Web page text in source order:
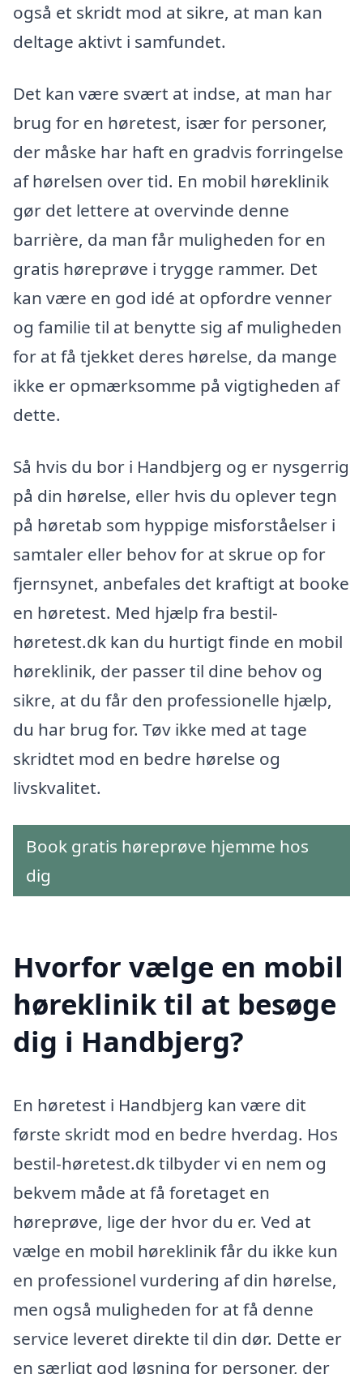
også et skridt mod at sikre, at man kan
deltage aktivt i samfundet.
Det kan være svært at indse, at man har
brug for en høretest, især for personer,
der måske har haft en gradvis forringelse
af hørelsen over tid. En mobil høreklinik
gør det lettere at overvinde denne
barrière, da man får muligheden for en
gratis høreprøve i trygge rammer. Det
kan være en god idé at opfordre venner
og familie til at benytte sig af muligheden
for at få tjekket deres hørelse, da mange
ikke er opmærksomme på vigtigheden af
dette.
Så hvis du bor i Handbjerg og er nysgerrig
på din hørelse, eller hvis du oplever tegn
på høretab som hyppige misforståelser i
samtaler eller behov for at skrue op for
fjernsynet, anbefales det kraftigt at booke
en høretest. Med hjælp fra bestil-
høretest.dk kan du hurtigt finde en mobil
høreklinik, der passer til dine behov og
sikre, at du får den professionelle hjælp,
du har brug for. Tøv ikke med at tage
skridtet mod en bedre hørelse og
livskvalitet.
Book gratis høreprøve hjemme hos
dig
Hvorfor vælge en mobil
høreklinik til at besøge
dig i Handbjerg?
En høretest i Handbjerg kan være dit
første skridt mod en bedre hverdag. Hos
bestil-høretest.dk tilbyder vi en nem og
bekvem måde at få foretaget en
høreprøve, lige der hvor du er. Ved at
vælge en mobil høreklinik får du ikke kun
en professionel vurdering af din hørelse,
men også muligheden for at få denne
service leveret direkte til din dør. Dette er
en særligt god løsning for personer, der